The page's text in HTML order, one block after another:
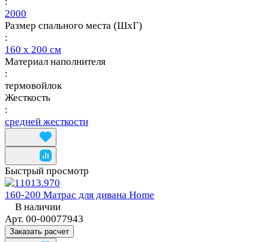
2000
Размер спального места (ШхГ)
:
160 х 200 см
Материал наполнителя
:
термовойлок
Жесткость
:
средней жесткости
Быстрый просмотр
160-200 Матрас для дивана Home
В наличии
Арт. 00-00077943
Заказать расчет